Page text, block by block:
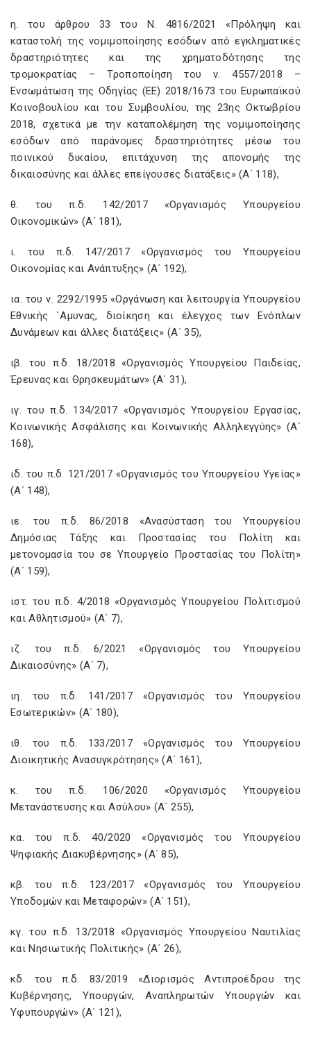
η. του άρθρου 33 του Ν. 4816/2021 «Πρόληψη και
καταστολή της νομιμοποίησης εσόδων από εγκληματικές
δραστηριότητες και της χρηματοδότησης της
τρομοκρατίας – Τροποποίηση του ν. 4557/2018 –
Ενσωμάτωση της Οδηγίας (ΕΕ) 2018/1673 του Ευρωπαϊκού
Κοινοβουλίου και του Συμβουλίου, της 23ης Οκτωβρίου
2018, σχετικά με την καταπολέμηση της νομιμοποίησης
εσόδων από παράνομες δραστηριότητες μέσω του
ποινικού δικαίου, επιτάχυνση της απονομής της
δικαιοσύνης και άλλες επείγουσες διατάξεις» (Α΄ 118),
θ. του π.δ. 142/2017 «Οργανισμός Υπουργείου
Οικονομικών» (Α΄ 181),
ι. του π.δ. 147/2017 «Οργανισμός του Υπουργείου
Οικονομίας και Ανάπτυξης» (Α΄ 192),
ια. του ν. 2292/1995 «Οργάνωση και λειτουργία Υπουργείου
Εθνικής `Αμυνας, διοίκηση και έλεγχος των Ενόπλων
Δυνάμεων και άλλες διατάξεις» (Α΄ 35),
ιβ. του π.δ. 18/2018 «Οργανισμός Υπουργείου Παιδείας,
Έρευνας και Θρησκευμάτων» (Α΄ 31),
ιγ. του π.δ. 134/2017 «Οργανισμός Υπουργείου Εργασίας,
Κοινωνικής Ασφάλισης και Κοινωνικής Αλληλεγγύης» (Α΄
168),
ιδ. του π.δ. 121/2017 «Οργανισμός του Υπουργείου Υγείας»
(Α΄ 148),
ιε. του π.δ. 86/2018 «Ανασύσταση του Υπουργείου
Δημόσιας Τάξης και Προστασίας του Πολίτη και
μετονομασία του σε Υπουργείο Προστασίας του Πολίτη»
(Α΄ 159),
ιστ. του π.δ. 4/2018 «Οργανισμός Υπουργείου Πολιτισμού
και Αθλητισμού» (Α΄ 7),
ιζ. του π.δ. 6/2021 «Οργανισμός του Υπουργείου
Δικαιοσύνης» (Α΄ 7),
ιη. του π.δ. 141/2017 «Οργανισμός του Υπουργείου
Εσωτερικών» (Α΄ 180),
ιθ. του π.δ. 133/2017 «Οργανισμός του Υπουργείου
Διοικητικής Ανασυγκρότησης» (Α΄ 161),
κ. του π.δ. 106/2020 «Οργανισμός Υπουργείου
Μετανάστευσης και Ασύλου» (Α΄ 255),
κα. του π.δ. 40/2020 «Οργανισμός του Υπουργείου
Ψηφιακής Διακυβέρνησης» (Α΄ 85),
κβ. του π.δ. 123/2017 «Οργανισμός του Υπουργείου
Υποδομών και Μεταφορών» (Α΄ 151),
κγ. του π.δ. 13/2018 «Οργανισμός Υπουργείου Ναυτιλίας
και Νησιωτικής Πολιτικής» (Α΄ 26),
κδ. του π.δ. 83/2019 «Διορισμός Αντιπροέδρου της
Κυβέρνησης, Υπουργών, Αναπληρωτών Υπουργών και
Υφυπουργών» (Α΄ 121),